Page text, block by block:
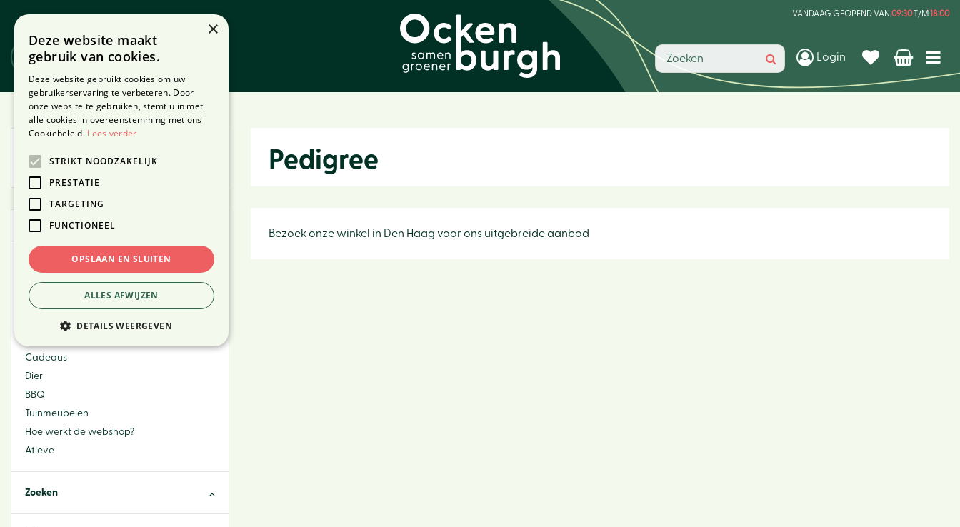
naar
content
Home Producten
VANDAAG GEOPEND VAN 09:30T/M 18:00
Website Webshop Login
Pedigree
Bezoek onze winkel in Den Haag voor ons uitgebreide aanbod
18:00
Webshop
Kerst
Binnen
Buiten
Bloemen
Cadeaus
Dier
BBQ
Tuinmeubelen
Hoe werkt de webshop?
Atleve
Zoeken
×
Deze website maakt
gebruik van cookies.
Deze website gebruikt cookies om uw
gebruikerservaring te verbeteren. Door
onze website te gebruiken, stemt u in met
alle cookies in overeenstemming met ons
Cookiebeleid. Lees verder
STRIKT NOODZAKELIJK
PRESTATIE
TARGETING
FUNCTIONEEL
OPSLAAN EN SLUITEN
ALLES AFWIJZEN
DETAILS WEERGEVEN